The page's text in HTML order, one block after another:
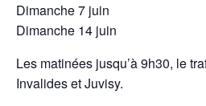
Dimanche 7 juin
Dimanche 14 juin
Les matinées jusqu’à 9h30, le
Invalides et Juvisy.